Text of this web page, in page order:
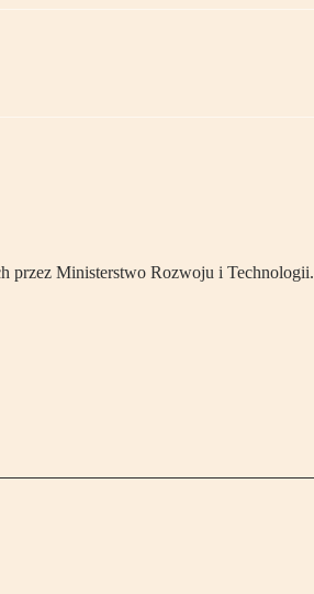
przez Ministerstwo Rozwoju i Technologii.